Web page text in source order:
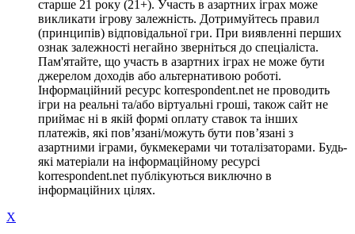
старше 21 року (21+). Участь в азартних іграх може
викликати ігрову залежність. Дотримуйтесь правил
(принципів) відповідальної гри. При виявленні перших
ознак залежності негайно зверніться до спеціаліста.
Пам'ятайте, що участь в азартних іграх не може бути
джерелом доходів або альтернативою роботі.
Інформаційний ресурс korrespondent.net не проводить
ігри на реальні та/або віртуальні гроші, також сайт не
приймає ні в якій формі оплату ставок та інших
платежів, які пов’язані/можуть бути пов’язані з
азартними іграми, букмекерами чи тоталізаторами. Будь-
які матеріали на інформаційному ресурсі
korrespondent.net публікуються виключно в
інформаційних цілях.
X